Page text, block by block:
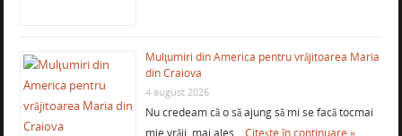
Mulţumiri din America pentru vrăjitoarea Maria
din Craiova
4 august 2026
Nu credeam că o să ajung să mi se facă tocmai